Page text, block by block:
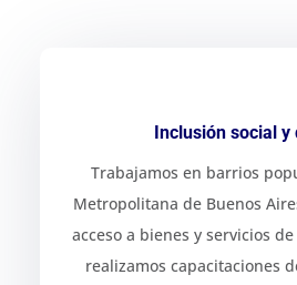
Inclusión social y
Trabajamos en barrios
Metropolitana de Buenos
acceso a bienes y servicios
realizamos capacitaciones